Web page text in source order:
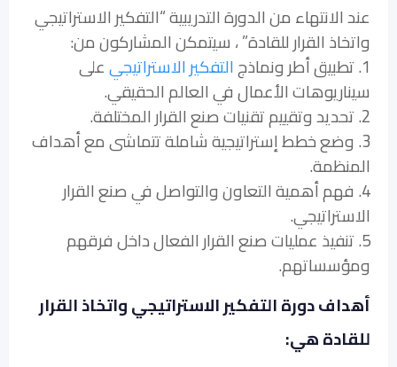
عند الانتهاء من الدورة التدريبية “التفكير الاستراتيجي
واتخاذ القرار للقادة” ، سيتمكن المشاركون من:
1. تطبيق أطر ونماذج
التفكير الاستراتيجيعلى
سيناريوهات الأعمال في العالم الحقيقي.
2. تحديد وتقييم تقنيات صنع القرار المختلفة.
3. وضع خطط إستراتيجية شاملة تتماشى مع أهداف
المنظمة.
4. فهم أهمية التعاون والتواصل في صنع القرار
الاستراتيجي.
5. تنفيذ عمليات صنع القرار الفعال داخل فرقهم
ومؤسساتهم.
أهداف دورة التفكير الاستراتيجي واتخاذ القرار
للقادة هي: